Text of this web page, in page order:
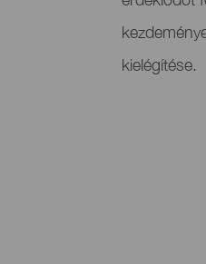
kielégítése.